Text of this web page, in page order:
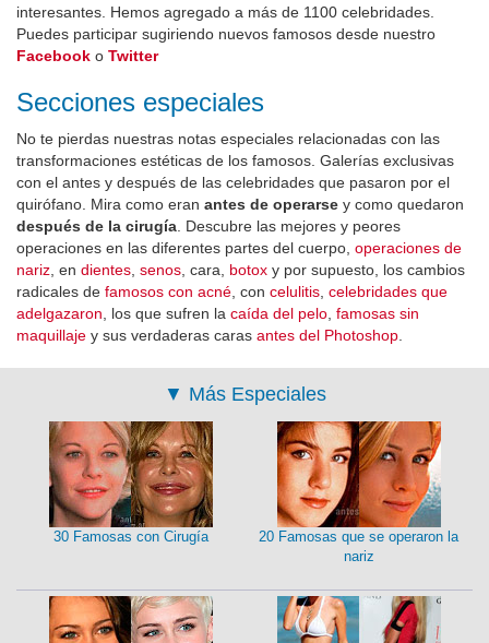
interesantes. Hemos agregado a más de 1100 celebridades.
Puedes participar sugiriendo nuevos famosos desde nuestro
Facebook o Twitter
Secciones especiales
No te pierdas nuestras notas especiales relacionadas con las
transformaciones estéticas de los famosos. Galerías exclusivas
con el antes y después de las celebridades que pasaron por el
quirófano. Mira como eran antes de operarse y como quedaron
después de la cirugía . Descubre las mejores y peores
operaciones en las diferentes partes del cuerpo, operaciones de
nariz , en dientes senos , cara, botox y por supuesto, los cambios
radicales de famosos con acné , con celulitis celebridades que
adelgazaron , los que sufren la caída del pelo famosas sin
maquillaje y sus verdaderas caras antes del Photoshop
▼ Más Especiales
30 Famosas con Cirugía
20 Famosas que se operaron la
nariz